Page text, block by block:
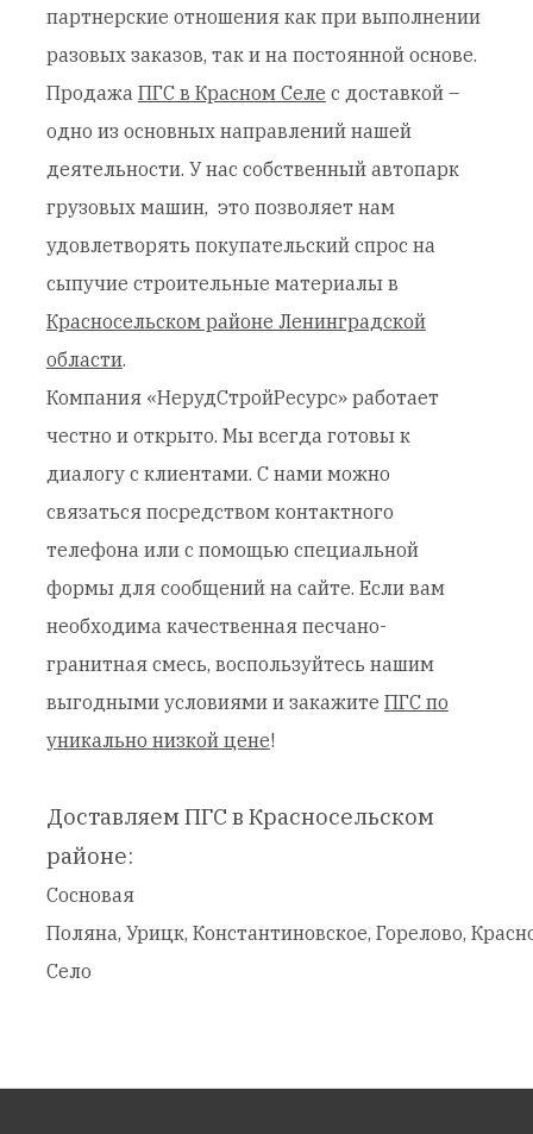
партнерские отношения как при выполнении
разовых заказов, так и на постоянной основе.
Продажа ПГС в Красном Селе с доставкой –
одно из основных направлений нашей
деятельности. У нас собственный автопарк
грузовых машин, это позволяет нам
удовлетворять покупательский спрос на
сыпучие строительные материалы в
Красносельском районе Ленинградской
области.
Компания «НерудСтройРесурс» работает
честно и открыто. Мы всегда готовы к
диалогу с клиентами. С нами можно
связаться посредством контактного
телефона или с помощью специальной
формы для сообщений на сайте. Если вам
необходима качественная песчано-
гранитная смесь, воспользуйтесь нашим
выгодными условиями и закажите ПГС по
уникально низкой цене!
Доставляем ПГС в Красносельском
районе:
Сосновая
Поляна, Урицк, Константиновское, Горелово,
Село